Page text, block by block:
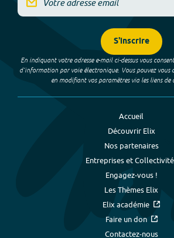
S'inscrire
En indiquant votre adresse e-mail ci-dessus vous
d’information par voie électronique. Vous pouvez vous
en modifiant vos paramètres via les liens de
Accueil
Découvrir Elix
Nos partenaires
Entreprises et
Engagez-vous !
Les Thèmes Elix
Elix académie
Faire un don
Contactez-nous